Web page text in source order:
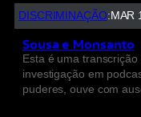
DISCRIMINAÇÃO: MAR
Sousa e Monsanto
Esta é uma
investigação em
puderes, ouve com